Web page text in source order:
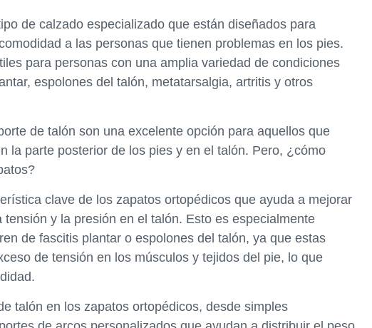
de calzado especializado que están diseñados para
a las personas que tienen problemas en los pies.
para personas con una amplia variedad de condiciones
espolones del talón, metatarsalgia, artritis y otros
de talón son una excelente opción para aquellos que
la parte posterior de los pies y en el talón. Pero, ¿cómo
clave de los zapatos ortopédicos que ayuda a mejorar
tensión y la presión en el talón. Esto es especialmente
de fascitis plantar o espolones del talón, ya que estas
de tensión en los músculos y tejidos del pie, lo que
talón en los zapatos ortopédicos, desde simples